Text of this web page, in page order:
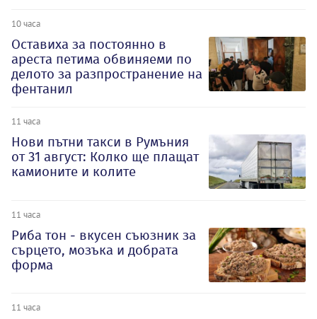
10 часа
Оставиха за постоянно в
ареста петима обвиняеми по
делото за разпространение на
фентанил
11 часа
Нови пътни такси в Румъния
от 31 август: Колко ще плащат
камионите и колите
11 часа
Риба тон - вкусен съюзник за
сърцето, мозъка и добрата
форма
11 часа